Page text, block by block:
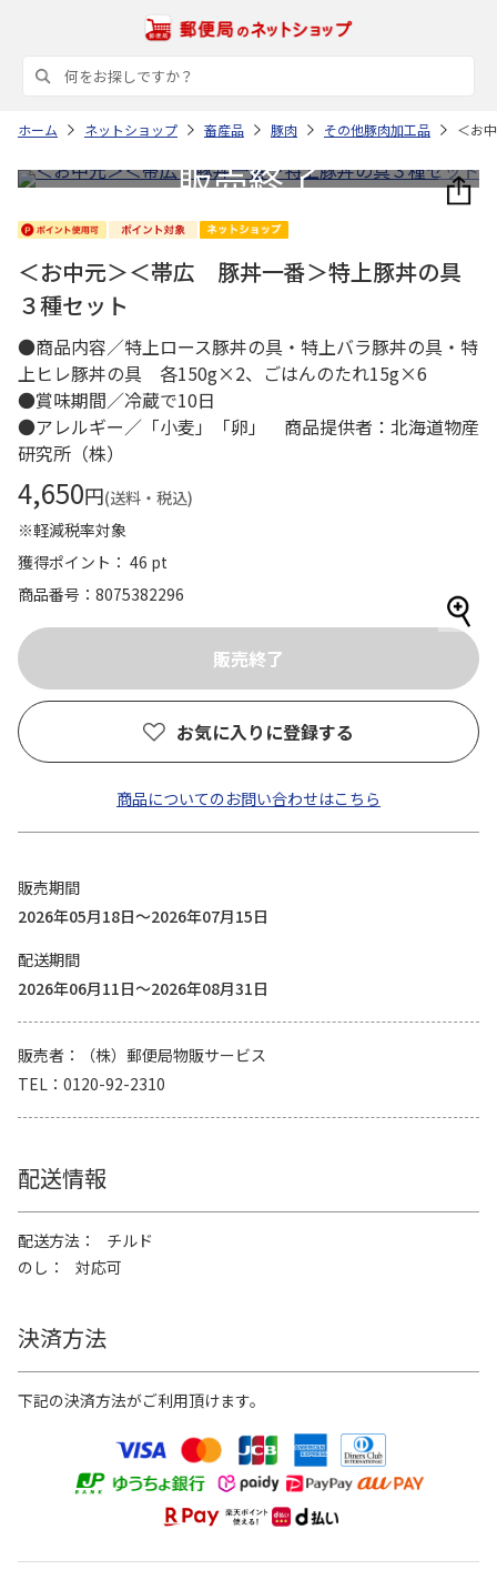
ホーム ネットショップ 畜産品 豚肉 その他豚肉加工品 ＜お
＜お中元＞＜帯広 豚丼一番＞特上豚丼の具
３種セット
●商品内容／特上ロース豚丼の具・特上バラ豚丼の具・特
上ヒレ豚丼の具 各150g×2、ごはんのたれ15g×6
●賞味期間／冷蔵で10日
●アレルギー／「小麦」「卵」 商品提供者：北海道物産
研究所（株）
4,650円(送料・税込)
※軽減税率対象
獲得ポイント： 46 pt
商品番号
8075382296
お気に入りに登録する
商品についてのお問い合わせはこちら
販売期間
2026年05月18日～2026年07月15日
配送期間
2026年06月11日～2026年08月31日
販売者
（株）郵便局物販サービス
TEL
0120-92-2310
配送情報
配送方法
チルド
のし
対応可
決済方法
下記の決済方法がご利用頂けます。